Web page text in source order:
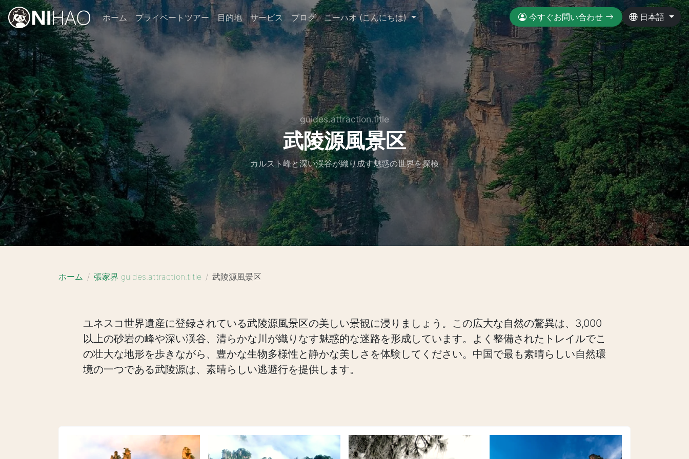
ホーム プライベートツアー 目的地 サービス ブログ ニーハオ (こんにちは) 今すぐお問い合わせ 日本語
guides.attraction.title
武陵源風景区
カルスト峰と深い渓谷が織り成す魅惑の世界を探検
ホーム 張家界 guides.attraction.title 武陵源風景区
ユネスコ世界遺産に登録されている武陵源風景区の美しい景観に浸りましょう。この広大な自然の驚異は、3,000
以上の砂岩の峰や深い渓谷、清らかな川が織りなす魅惑的な迷路を形成しています。よく整備されたトレイルでこ
の壮大な地形を歩きながら、豊かな生物多様性と静かな美しさを体験してください。中国で最も素晴らしい自然環
境の一つである武陵源は、素晴らしい逃避行を提供します。